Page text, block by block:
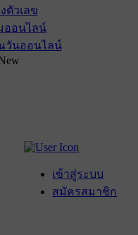
ตัวเลข
ออนไลน์
วันออนไลน์
เข้าสู่ระบบ
สมัครสมาชิก